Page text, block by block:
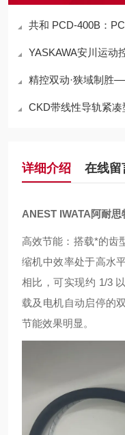
共和 PCD-400B：PCB
YASKAWA安川运动
精控双动·狭域制胜
CKD带线性导轨紧
详细介绍 在线留
ANEST IWATA阿耐
高效节能：搭载*的齿
缩机中效率处于高水
相比，可实现约 1/3
载及电机自动启停的
节能效果明显。